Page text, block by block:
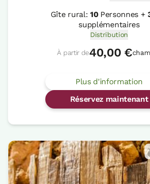
Gîte rural: 10Personnes +
supplémentaires
Distribution
À partir de40,00 €
Plus d'information
Réservez maintenant